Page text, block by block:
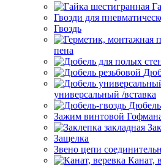
Гвозди для
Гвоздь
пена
универсальный /вставка
Зажим винтовой
Защелка
Звено цепи
Канат,